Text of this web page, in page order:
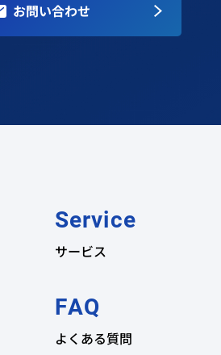
お問い合わせ
Service
サービス
FAQ
よくある質問